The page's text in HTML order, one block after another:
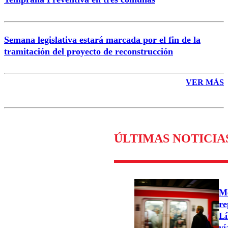
Semana legislativa estará marcada por el fin de la
tramitación del proyecto de reconstrucción
VER MÁS
ÚLTIMAS